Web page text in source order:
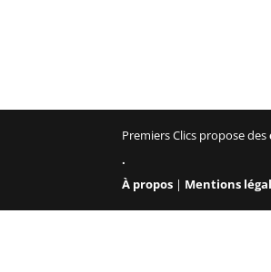
Premiers Clics propose des
.
À propos | Mentions